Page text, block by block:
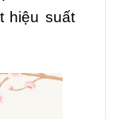
hiệu suất